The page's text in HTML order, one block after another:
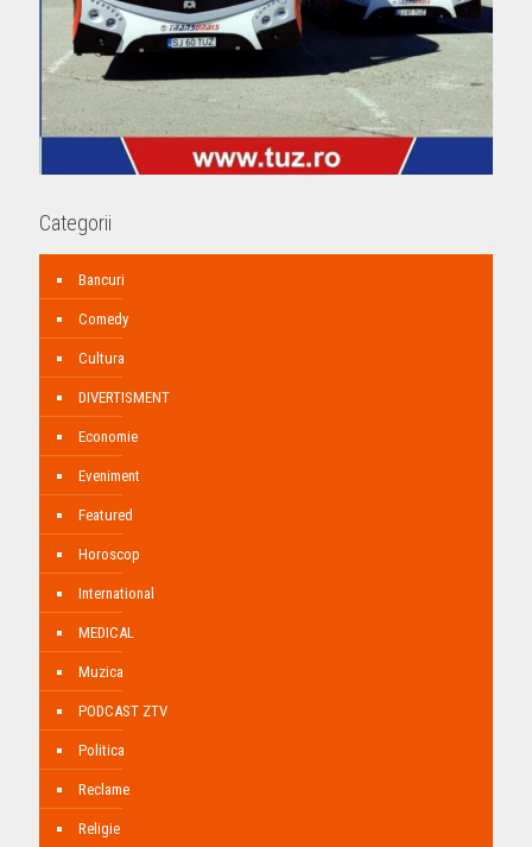
Categorii
Bancuri
Comedy
Cultura
DIVERTISMENT
Economie
Eveniment
Featured
Horoscop
International
MEDICAL
Muzica
PODCAST ZTV
Politica
Reclame
Religie